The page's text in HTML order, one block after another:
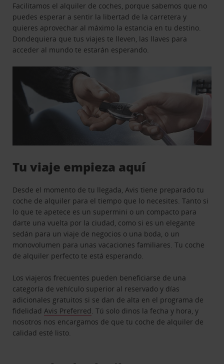
Facilitamos el alquiler de coches, porque sabemos que no
puedes esperar a sentir la libertad de la carretera y
quieres aprovechar al máximo la estancia en tu destino.
Dondequiera que tus viajes te lleven, las llaves para
acceder al mundo te estarán esperando.
Tu viaje empieza aquí
Desde el momento de tu llegada, Avis tiene preparado tu
coche de alquiler para el tiempo que lo necesites. Tanto si
lo que te apetece es un supermini o un compacto para
darte una vuelta por la ciudad, como si es un elegante
sedán para un viaje de negocios o una boda, o un
monovolumen para unas vacaciones familiares. Tu coche
de alquiler perfecto te está esperando.
Los viajeros frecuentes pueden beneficiarse de una
categoría de vehículo superior al reservado y días
adicionales gratuitos si se dan de alta en el programa de
fidelidadAvis Preferred. Tú solo dinos la fecha y hora, y
nosotros nos encargamos de que tu coche de alquiler de
calidad esté listo.